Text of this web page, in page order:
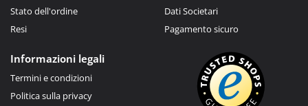
Stato dell'ordine
Resi
Dati Societari
Pagamento sicuro
Informazioni legali
Termini e condizioni
Politica sulla privacy